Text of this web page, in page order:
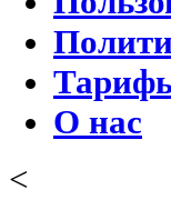
О нас
<